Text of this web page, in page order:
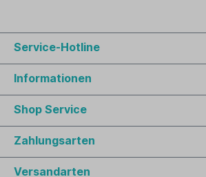
Service-Hotline
Informationen
Shop Service
Zahlungsarten
Versandarten